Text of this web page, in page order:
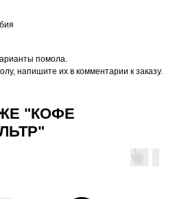
помола.
напишите их в комментарии к заказу.
"КОФЕ